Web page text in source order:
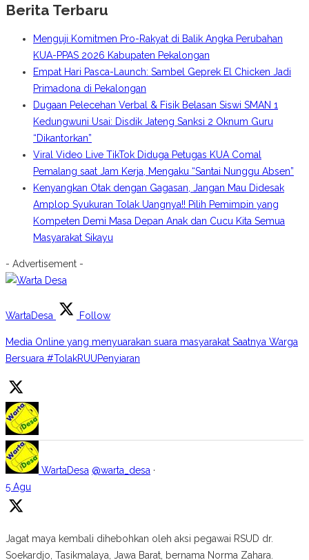
Berita Terbaru
Menguji Komitmen Pro-Rakyat di Balik Angka Perubahan
KUA-PPAS 2026 Kabupaten Pekalongan
Empat Hari Pasca-Launch: Sambel Geprek El Chicken Jadi
Primadona di Pekalongan
Dugaan Pelecehan Verbal & Fisik Belasan Siswi SMAN 1
Kedungwuni Usai: Disdik Jateng Sanksi 2 Oknum Guru
“Dikantorkan”
Viral Video Live TikTok Diduga Petugas KUA Comal
Pemalang saat Jam Kerja, Mengaku “Santai Nunggu Absen”
Kenyangkan Otak dengan Gagasan, Jangan Mau Didesak
Amplop Syukuran Tolak Uangnya!! Pilih Pemimpin yang
Kompeten Demi Masa Depan Anak dan Cucu Kita Semua
Masyarakat Sikayu
- Advertisement -
WartaDesa Follow
Media Online yang menyuarakan suara masyarakat Saatnya Warga
Bersuara #TolakRUUPenyiaran
WartaDesa @warta_desa ·
5 Agu
Jagat maya kembali dihebohkan oleh aksi pegawai RSUD dr.
Soekardjo, Tasikmalaya, Jawa Barat, bernama Norma Zahara.